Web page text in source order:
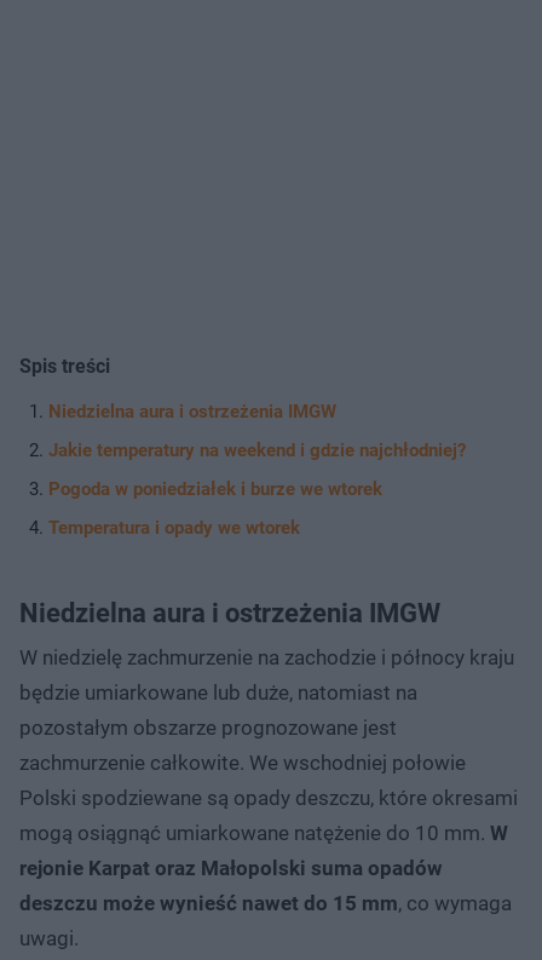
Spis treści
Niedzielna aura i ostrzeżenia IMGW
Jakie temperatury na weekend i gdzie najchłodniej?
Pogoda w poniedziałek i burze we wtorek
Temperatura i opady we wtorek
Niedzielna aura i ostrzeżenia IMGW
W niedzielę zachmurzenie na zachodzie i północy kraju
będzie umiarkowane lub duże, natomiast na
pozostałym obszarze prognozowane jest
zachmurzenie całkowite. We wschodniej połowie
Polski spodziewane są opady deszczu, które okresami
mogą osiągnąć umiarkowane natężenie do 10 mm. W
rejonie Karpat oraz Małopolski suma opadów
deszczu może wynieść nawet do 15 mm, co wymaga
uwagi.